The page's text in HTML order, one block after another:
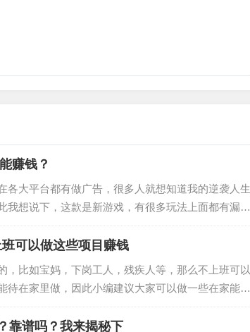
赚钱？
各大平台都有做广告，很多人就想知道我的逆袭人生
我想说下，这款是新游戏，有很多玩法上面都有漏
是很好玩。虽然这个和陀螺世界玩…
可以做这些项目赚钱
，比如宝妈，下岗工人，残疾人等，那么不上班可以
待在家里做，因此小编建议大家可以做一些在家能做
戏赚钱，还有推广购物返利软件…
靠谱吗？我来揭秘下